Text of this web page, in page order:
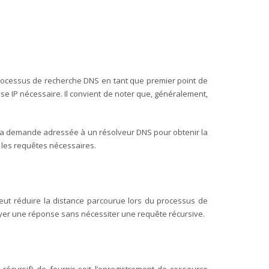
de recherche DNS en tant que premier point de
IP nécessaire.Il convient de noter que, généralement,
demande adressée à un résolveur DNS pour obtenir la
requêtes nécessaires.
réduire la distance parcourue lors du processus de
une réponse sans nécessiter une requête récursive.